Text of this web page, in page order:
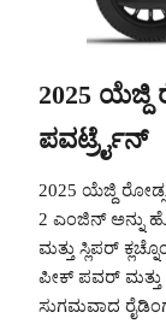
2025
ಪವರ್ಟ್ರೈನ್
2025 ಯೆಜ್ದಿ
2 ಎಂಜಿನ್ ಅನ್ನು
ಮತ್ತು ಸ್ಲಿಪರ್
ಪೀಕ್ ಪವರ್ ಮತ್ತು
ಸುಗಮವಾದ